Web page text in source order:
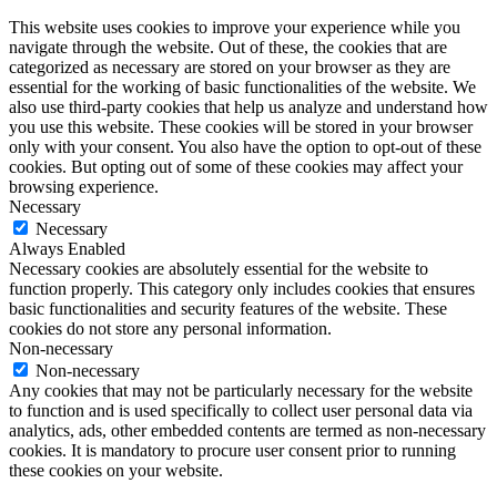
This website uses cookies to improve your experience while you
navigate through the website. Out of these, the cookies that are
categorized as necessary are stored on your browser as they are
essential for the working of basic functionalities of the website. We
also use third-party cookies that help us analyze and understand how
you use this website. These cookies will be stored in your browser
only with your consent. You also have the option to opt-out of these
cookies. But opting out of some of these cookies may affect your
browsing experience.
Necessary
Necessary
Always Enabled
Necessary cookies are absolutely essential for the website to
function properly. This category only includes cookies that ensures
basic functionalities and security features of the website. These
cookies do not store any personal information.
Non-necessary
Non-necessary
Any cookies that may not be particularly necessary for the website
to function and is used specifically to collect user personal data via
analytics, ads, other embedded contents are termed as non-necessary
cookies. It is mandatory to procure user consent prior to running
these cookies on your website.